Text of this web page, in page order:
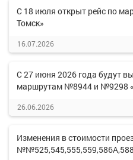
С 18 июля открыт рейс по
Томск»
16.07.2026
С 27 июня 2026 года будут
маршрутам №8944 и №9298
26.06.2026
Изменения в стоимости